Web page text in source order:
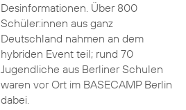
Desinformationen. Über 800
Schüler:innen aus ganz
Deutschland nahmen an dem
hybriden Event teil; rund 70
Jugendliche aus Berliner Schulen
waren vor Ort im BASECAMP Berlin
dabei.